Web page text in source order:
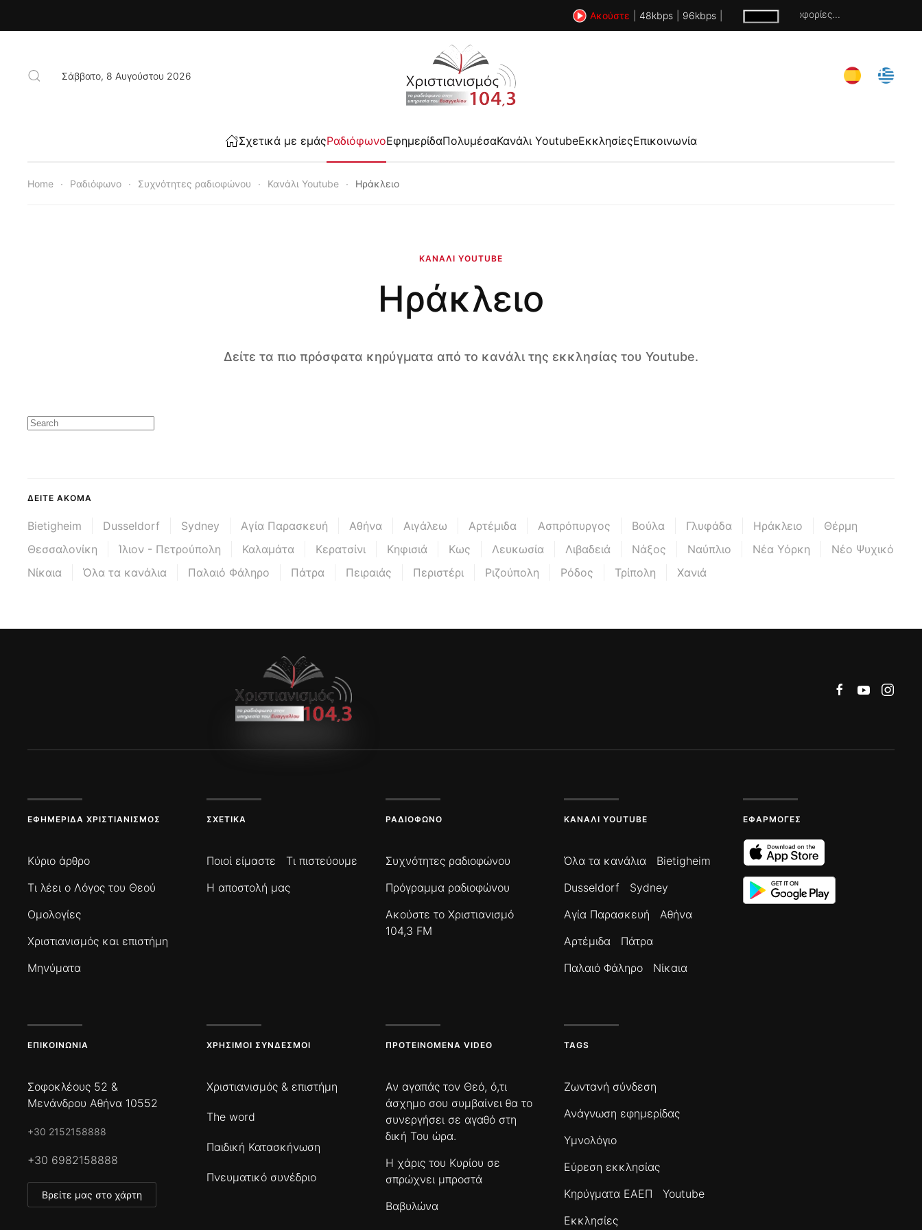
Ακούστε 48kbps 96kbps Χωρίς πληροφορίες...
Σάββατο, 8 Αυγούστου 2026
Σχετικά με εμάςΡαδιόφωνοΕφημερίδαΠολυμέσαΚανάλι YoutubeΕκκλησίεςΕπικοινωνία
Home Ραδιόφωνο Συχνότητες ραδιοφώνου Κανάλι Youtube Ηράκλειο
ΚΑΝΆΛΙ YOUTUBE
Ηράκλειο
Δείτε τα πιο πρόσφατα κηρύγματα από το κανάλι της εκκλησίας του Youtube.
ΔΕΊΤΕ ΑΚΌΜΑ
Bietigheim Dusseldorf Sydney Αγία Παρασκευή Αθήνα Αιγάλεω Αρτέμιδα Ασπρόπυργος Βούλα Γλυφάδα Ηράκλειο
Θέρμη
Θεσσαλονίκη
Ίλιον - Πετρούπολη Καλαμάτα Κερατσίνι Κηφισιά Κως Λευκωσία Λιβαδειά Νάξος Ναύπλιο Νέα Υόρκη
Νέο Ψυχικό
Νίκαια
Όλα τα κανάλια Παλαιό Φάληρο Πάτρα Πειραιάς Περιστέρι Ριζούπολη Ρόδος Τρίπολη Χανιά
ΕΦΗΜΕΡΊΔΑ ΧΡΙΣΤΙΑΝΙΣΜΌΣ
Κύριο άρθρο
Τι λέει ο Λόγος του Θεού
Ομολογίες
Χριστιανισμός και επιστήμη
Μηνύματα
ΣΧΕΤΙΚΆ
Ποιοί είμαστε
Τι πιστεύουμε
Η αποστολή μας
ΡΑΔΙΌΦΩΝΟ
Συχνότητες ραδιοφώνου
Πρόγραμμα ραδιοφώνου
Ακούστε το Χριστιανισμό
104,3 FM
ΚΑΝΆΛΙ YOUTUBE
Όλα τα κανάλια
Bietigheim
Dusseldorf
Sydney
Αγία Παρασκευή
Αθήνα
Αρτέμιδα
Πάτρα
Παλαιό Φάληρο
Νίκαια
ΕΦΑΡΜΟΓΈΣ
ΕΠΙΚΟΙΝΩΝΊΑ
Σοφοκλέους 52 &
Μενάνδρου Αθήνα 10552
+30 2152158888
+30 6982158888
Βρείτε μας στο χάρτη
ΧΡΉΣΙΜΟΙ ΣΎΝΔΕΣΜΟΙ
Χριστιανισμός & επιστήμη
The word
Παιδική Κατασκήνωση
Πνευματικό συνέδριο
ΠΡΟΤΕΙΝΌΜΕΝΑ VIDEO
Αν αγαπάς τον Θεό, ό,τι
άσχημο σου συμβαίνει θα το
συνεργήσει σε αγαθό στη
δική Του ώρα.
Η χάρις του Κυρίου σε
σπρώχνει μπροστά
Βαβυλώνα
TAGS
Ζωντανή σύνδεση
Ανάγνωση εφημερίδας
Υμνολόγιο
Εύρεση εκκλησίας
Κηρύγματα ΕΑΕΠ
Youtube
Εκκλησίες